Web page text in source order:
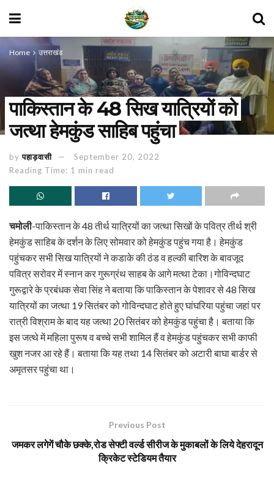
Home उत्तराखंड
पाकिस्तान के 48 सिख यात्रियों को
जत्था हेमकुंड साहिब पहुंचा
by पहाड़वासी
September 20, 2022
Reading Time: 1 min read
चमोली-पाकिस्तान के 48 तीर्थ यात्रियों का जत्था सिखों के पवित्र तीर्थ श्री
हेमकुंड साहिब के दर्शन के लिए सोमवार को हेमकुंड पहुंच गया है। हेमकुंड
पहुंचकर सभी सिख यात्रियों ने कडाके की ठंड व हल्की बारिश के बावजूद
पवित्र सरोवर में स्नान कर गुरूग्रंथ साहब के आगे मत्था टेका।गोविन्दघाट
गुरूद्वारे के प्रबंधक सेवा सिंह ने बताया कि पाकिस्तान के पेशावर से 48 सिख
यात्रियों का जत्था 19 सितंबर को गोविन्दघाट होते हुए घांघरिया पहुंचा जहां पर
रात्री विश्राम के बाद यह जत्था 20 सितंबर को हेमकुंड पहुंचा है। बताया कि
इस जत्थे में महिला पुरूष व बच्चे सभी शामिल हैं व हेमकुंड पहुंचकर सभी काफी
खुश नजर आ रहे हैं। बताया कि यह तथा 14 सितंबर को अटारी बाघा बार्डर से
अमृतसर पहुंचा था।
Previous Post
जमकर लगेगें चौके छक्के,रोड सेफ्टी वर्ल्ड सीरीज के मुकाबलों के लिये देहरादून
क्रिकेट स्टेडियम तैयार